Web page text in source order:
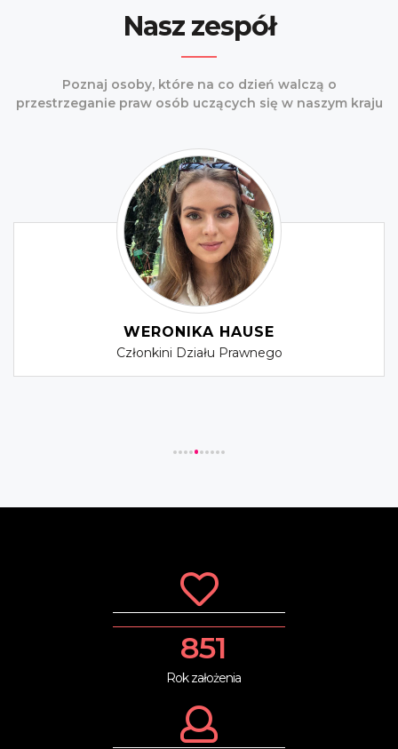
Nasz zespół
Poznaj osoby, które na co dzień walczą o
przestrzeganie praw osób uczących się w naszym kraju
WERONIKA HAUSE
Członkini Działu Prawnego
909
Rok założenia